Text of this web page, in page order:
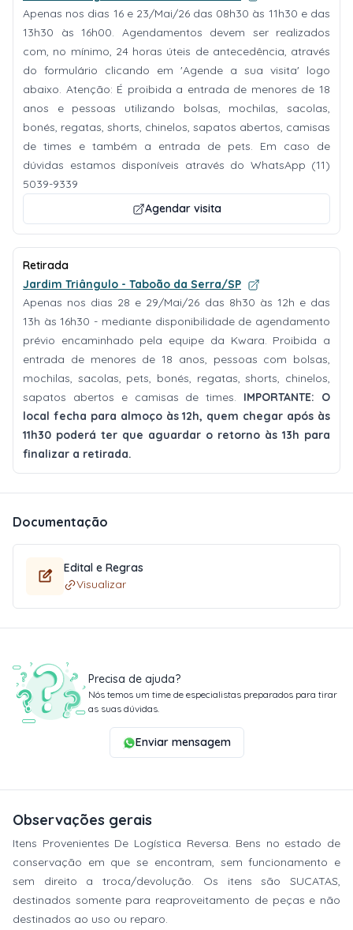
Apenas nos dias 16 e 23/Mai/26 das 08h30 às 11h30 e das
13h30 às 16h00. Agendamentos devem ser realizados
com, no mínimo, 24 horas úteis de antecedência, através
do formulário clicando em 'Agende a sua visita' logo
abaixo. Atenção: É proibida a entrada de menores de 18
anos e pessoas utilizando bolsas, mochilas, sacolas,
bonés, regatas, shorts, chinelos, sapatos abertos, camisas
de times e também a entrada de pets. Em caso de
dúvidas estamos disponíveis através do WhatsApp (11)
5039-9339
Agendar visita
Retirada
Jardim Triângulo - Taboão da Serra/SP
Apenas nos dias 28 e 29/Mai/26 das 8h30 às 12h e das
13h às 16h30 - mediante disponibilidade de agendamento
prévio encaminhado pela equipe da Kwara. Proibida a
entrada de menores de 18 anos, pessoas com bolsas,
mochilas, sacolas, pets, bonés, regatas, shorts, chinelos,
sapatos abertos e camisas de times. IMPORTANTE: O
local fecha para almoço às 12h, quem chegar após às
11h30 poderá ter que aguardar o retorno às 13h para
finalizar a retirada.
Documentação
Edital e Regras
Visualizar
Precisa de ajuda?
Nós temos um time de especialistas preparados para tirar
as suas dúvidas.
Enviar mensagem
Observações gerais
Itens Provenientes De Logística Reversa. Bens no estado de
conservação em que se encontram, sem funcionamento e
sem direito a troca/devolução. Os itens são SUCATAS,
destinados somente para reaproveitamento de peças e não
destinados ao uso ou reparo.